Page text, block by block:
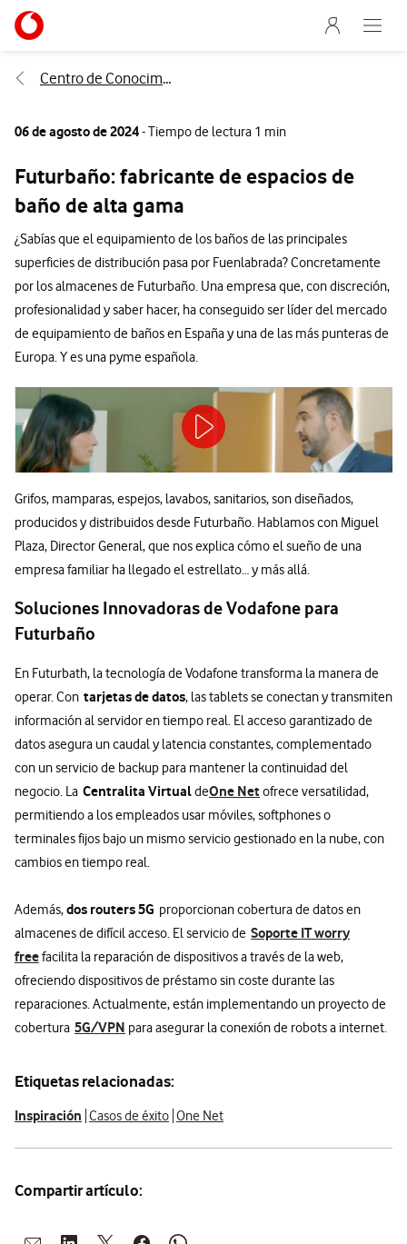
Ir a la pagina principal de vodafone.es
Menu
Abre
Centro de Conocimiento
06 de agosto de 2024- Tiempo de lectura 1 min
Futurbaño: fabricante de espacios de
baño de alta gama
¿Sabías que el equipamiento de los baños de las principales
superficies de distribución pasa por Fuenlabrada? Concretamente
por los almacenes de Futurbaño. Una empresa que, con discreción,
profesionalidad y saber hacer, ha conseguido ser líder del mercado
de equipamiento de baños en España y una de las más punteras de
Europa. Y es una pyme española.
Grifos, mamparas, espejos, lavabos, sanitarios, son diseñados,
producidos y distribuidos desde Futurbaño. Hablamos con Miguel
Plaza, Director General, que nos explica cómo el sueño de una
empresa familiar ha llegado el estrellato… y más allá.
Soluciones Innovadoras de Vodafone para
Futurbaño
En Futurbath, la tecnología de Vodafone transforma la manera de
operar. Con tarjetas de datos, las tablets se conectan y transmiten
información al servidor en tiempo real. El acceso garantizado de
datos asegura un caudal y latencia constantes, complementado
con un servicio de backup para mantener la continuidad del
negocio. La Centralita VirtualdeOne Netofrece versatilidad,
permitiendo a los empleados usar móviles, softphones o
terminales fijos bajo un mismo servicio gestionado en la nube, con
cambios en tiempo real.
Además,dos routers 5G proporcionan cobertura de datos en
almacenes de difícil acceso. El servicio de Soporte IT worry
freefacilita la reparación de dispositivos a través de la web,
ofreciendo dispositivos de préstamo sin coste durante las
reparaciones. Actualmente, están implementando un proyecto de
cobertura 5G/VPN para asegurar la conexión de robots a internet.
Etiquetas relacionadas:
Inspiración Casos de éxito One Net
Compartir artículo: